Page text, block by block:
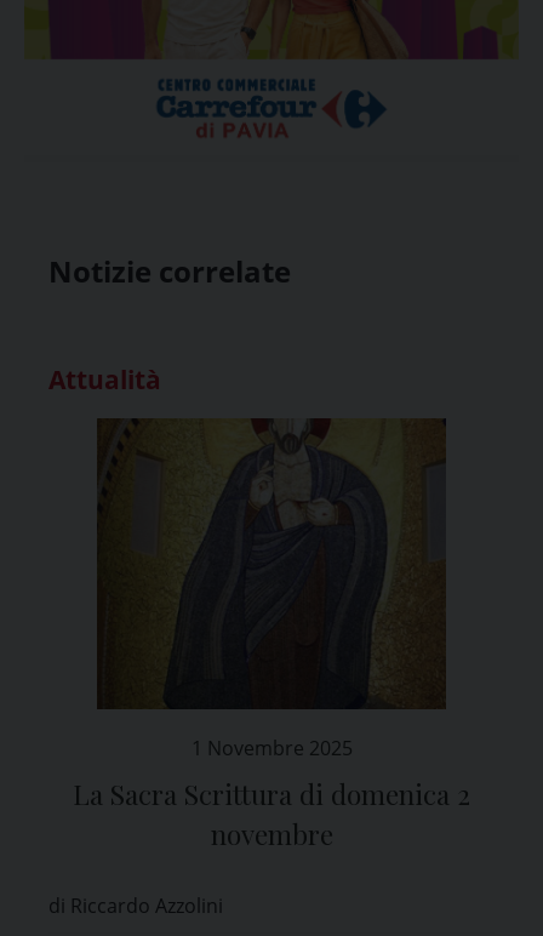
Notizie correlate
Attualità
1 Novembre 2025
La Sacra Scrittura di domenica 2
novembre
di Riccardo Azzolini